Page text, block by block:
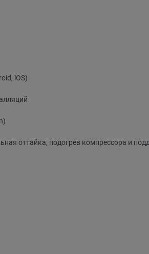
iOS)
оттайка, подогрев компрессора и